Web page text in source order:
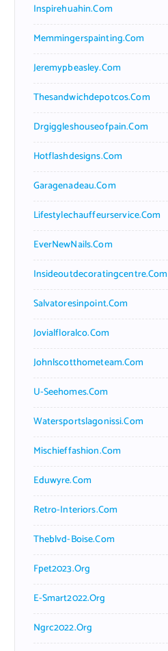
Inspirehuahin.com
Memmingerspainting.com
Jeremypbeasley.com
Thesandwichdepotcos.com
Drgiggleshouseofpain.com
Hotflashdesigns.com
Garagenadeau.com
Lifestylechauffeurservice.com
EverNewNails.com
Insideoutdecoratingcentre.com
Salvatoresinpoint.com
Jovialfloralco.com
Johnlscotthometeam.com
U-Seehomes.com
Watersportslagonissi.com
Mischieffashion.com
Eduwyre.com
Retro-Interiors.com
Theblvd-Boise.com
Fpet2023.org
E-Smart2022.org
Ngrc2022.org